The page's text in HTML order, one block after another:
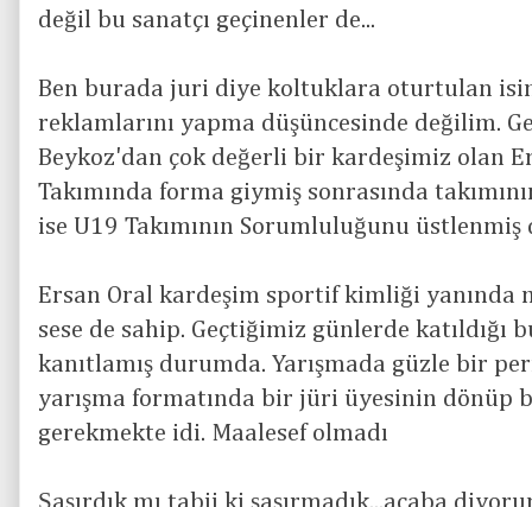
değil bu sanatçı geçinenler de...
Ben burada juri diye koltuklara oturtulan
reklamlarını yapma düşüncesinde değilim.
Beykoz'dan çok değerli bir kardeşimiz olan
Takımında forma giymiş sonrasında
ise U19 Takımının Sorumluluğunu
Ersan Oral kardeşim sportif kimliği yanında
sese de sahip. Geçtiğimiz günlerde katıldığı
kanıtlamış durumda. Yarışmada güzle bir
yarışma formatında bir jüri üyesinin dönüp
gerekmekte idi. Maalesef olmadı